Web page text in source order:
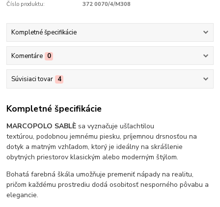
Číslo produktu: 372 0070/4/M308
Kompletné špecifikácie
Komentáre 0
Súvisiaci tovar 4
Kompletné špecifikácie
MARCOPOLO SABLÈ sa vyznačuje ušľachtilou
textúrou, podobnou jemnému piesku, príjemnou drsnosťou na
dotyk a matným vzhľadom, ktorý je ideálny na skrášlenie
obytných priestorov klasickým alebo moderným štýlom.
Bohatá farebná škála umožňuje premeniť nápady na realitu,
pričom každému prostrediu dodá osobitosť nesporného pôvabu a
elegancie.